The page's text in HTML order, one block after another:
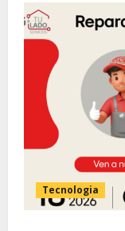
Tecnologia